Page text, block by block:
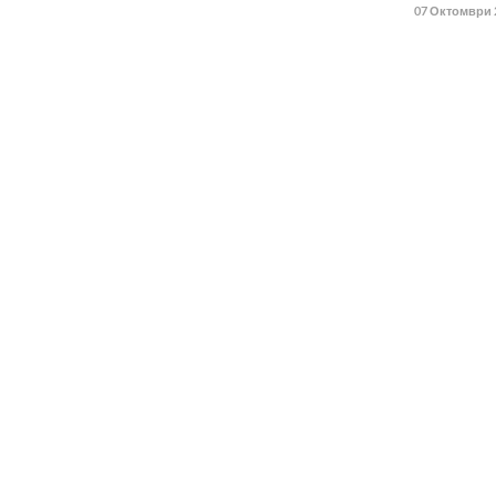
07 Октомври